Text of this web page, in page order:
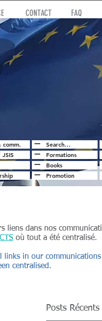
comm.
JSIS
Search...
Formations
Books
Promotion
FAQ
CONTACT
liens dans nos
où tout a été centralisé.
links in our
centralised.
Posts Récents